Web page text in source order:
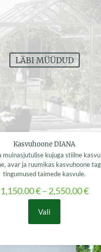
LÄBI MÜÜDUD
Kasvuhoone DIANA
muinasjutulise kujuga stiilne
avar ja ruumikas kasvuhoone
tingumused taimede kasvule.
1,150.00€– 2,550.00€
Vali
This
product
multiple